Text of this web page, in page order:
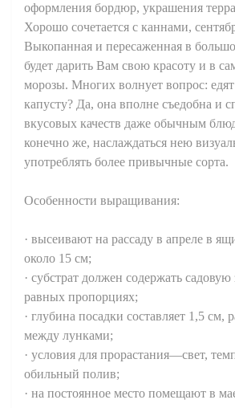
оформления бордюр, украшения
Хорошо сочетается с каннами,
Выкопанная и пересаженная в
будет дарить Вам свою красоту и в
морозы. Многих волнует вопрос:
капусту? Да, она вполне съедобна и
вкусовых качеств даже обычным
конечно же, наслаждаться нею
употреблять более привычные сорта.
Особенности выращивания:
· высеивают на рассаду в апреле в
около 15 см;
· субстрат должен содержать
равных пропорциях;
· глубина посадки составляет 1,5 см,
между лунками;
· условия для прорастания—свет,
обильный полив;
· на постоянное место помещают в